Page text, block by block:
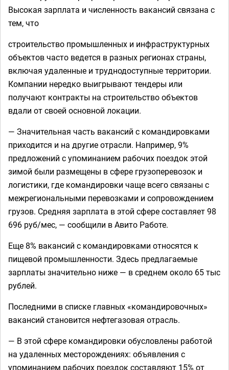
Высокая зарплата и численность вакансий связана с
тем, что
строительство промышленных и инфраструктурных
объектов часто ведется в разных регионах страны,
включая удаленные и труднодоступные территории.
Компании нередко выигрывают тендеры или
получают контракты на строительство объектов
вдали от своей основной локации.
— Значительная часть вакансий с командировками
приходится и на другие отрасли. Например, 9%
предложений с упоминанием рабочих поездок этой
зимой были размещены в сфере грузоперевозок и
логистики, где командировки чаще всего связаны с
межрегиональными перевозками и сопровождением
грузов. Средняя зарплата в этой сфере составляет 98
696 руб/мес, — сообщили в Авито Работе.
Еще 8% вакансий с командировками относятся к
пищевой промышленности. Здесь предлагаемые
зарплаты значительно ниже — в среднем около 65 тыс
рублей.
Последними в списке главных «командировочных»
вакансий становится нефтегазовая отрасль.
— В этой сфере командировки обусловлены работой
на удаленных месторождениях: объявления с
упоминанием рабочих поездок составляют 15% от